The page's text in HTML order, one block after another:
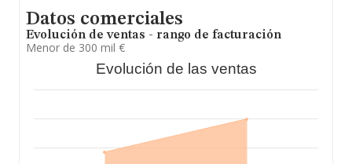
Datos comerciales
Evolución de ventas - rango de facturación
Menor de 300 mil €
Evolución de las ventas